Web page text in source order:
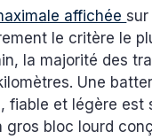
affichée
le critère le
la majorité des
Une
fiable et légère est
gros bloc lourd